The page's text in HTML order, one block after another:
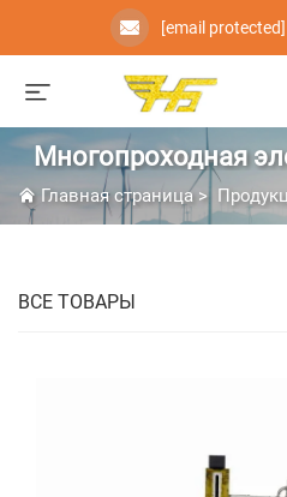
[email protected]
Многопроходная
проволочно-
Главная страница>
ВСЕ ТОВАРЫ